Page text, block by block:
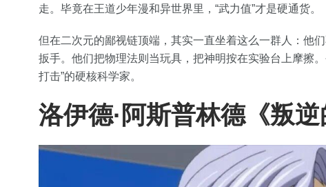
走。毕竟在王道少年漫和异世界里，“武力值”才是硬通货。
但在二次元的鄙视链顶端，其实一直坐着这么一群人：他
扳手。他们把物理法则当玩具，把神明按在实验台上摩擦
打击”的硬核科学家。
洛伊德·阿斯普林德《叛逆